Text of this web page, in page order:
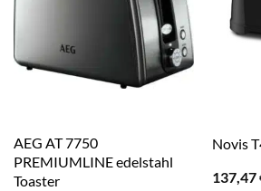
AEG AT 7750
PREMIUMLINE edelstahl
Toaster
Novis
137,47